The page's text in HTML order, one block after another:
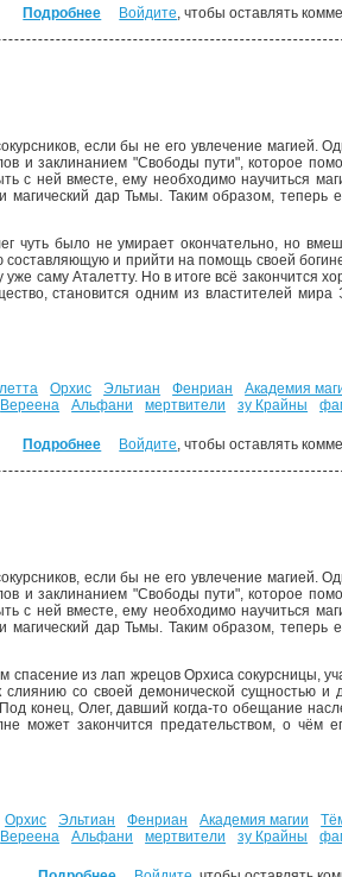
Подробнее о Могила в подарок. ("Досье
Войдите, чтобы оставлять
если бы не его увлечение магией.
и заклинанием "Свободы пути", которое
с ней вместе, ему необходимо научиться
дар Тьмы. Таким образом, теперь
чуть было не умирает окончательно, но
и прийти на помощь своей
саму Аталетту. Но в итоге всё закончится
становится одним из властителей
Орхис Эльтиан Фенриан Академия
Вереена Альфани мертвители зу Крайны
Подробнее о Путь демона. ("Путь демона" -
Войдите, чтобы оставлять
если бы не его увлечение магией.
и заклинанием "Свободы пути", которое
с ней вместе, ему необходимо научиться
дар Тьмы. Таким образом, теперь
из лап жрецов Орхиса сокурсницы,
со своей демонической сущностью и
конец, Олег, давший когда-то обещание
может закончится предательством, о чём
Орхис Эльтиан Фенриан Академия магии
Вереена Альфани мертвители зу Крайны